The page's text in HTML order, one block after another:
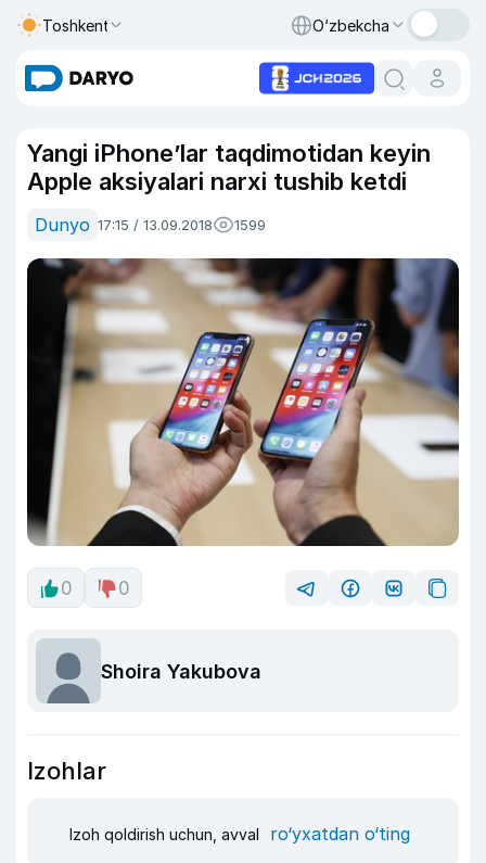
Toshkent O‘zbekcha
Yangi iPhone’lar taqdimotidan keyin
Apple aksiyalari narxi tushib ketdi
Dunyo 17:15 / 13.09.2018 1599
0 0
Shoira Yakubova
Izohlar
Izoh qoldirish uchun, avval ro‘yxatdan o‘ting